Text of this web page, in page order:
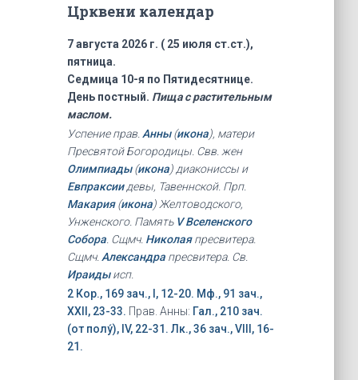
Црквени календар
7 августа 2026 г. ( 25 июля ст.ст.),
пятница.
Седмица 10-я по Пятидесятнице.
День постный. Пища с растительным
маслом.
Успение прав. Анны(икона), матери
Пресвятой Богородицы. Свв. жен
Олимпиады(икона) диакониссы и
Евпраксиидевы, Тавеннской. Прп.
Макария(икона) Желтоводского,
Унженского. Память V Вселенского
Собора. Сщмч. Николаяпресвитера.
Сщмч. Александрапресвитера. Св.
Ираидыисп.
2 Кор., 169 зач., I, 12-20. Мф., 91 зач.,
XXII, 23-33. Прав. Анны: Гал., 210 зач.
(от полу́), IV, 22-31. Лк., 36 зач., VIII, 16-
21.